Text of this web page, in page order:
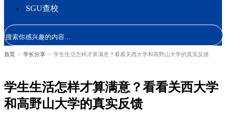
SGU查校
首页 > 学长分享 > 学生生活怎样才算满意？看看关西大学和高野山大学的真实反馈
学生生活怎样才算满意？看看关西大学
和高野山大学的真实反馈